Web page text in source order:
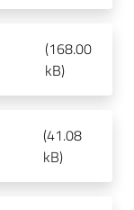
(168.00
kB)
(41.08
kB)